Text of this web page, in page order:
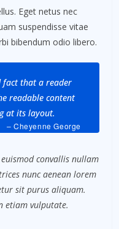
Eget netus nec
suspendisse vitae
bibendum odio libero.
fact that a reader
readable content
at its layout.
– Cheyenne George
convallis nullam
nunc aenean lorem
sit purus aliquam.
etiam vulputate.